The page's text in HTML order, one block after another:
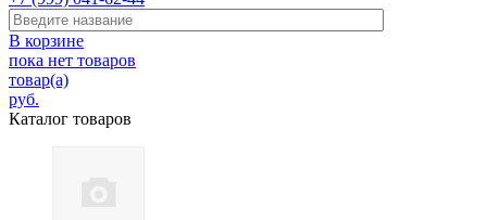
В корзине
пока нет товаров
товар(а)
руб.
Каталог товаров